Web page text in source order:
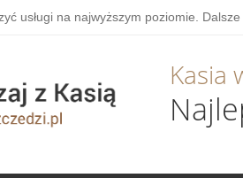
usługi na najwyższym poziomie.
Kasia